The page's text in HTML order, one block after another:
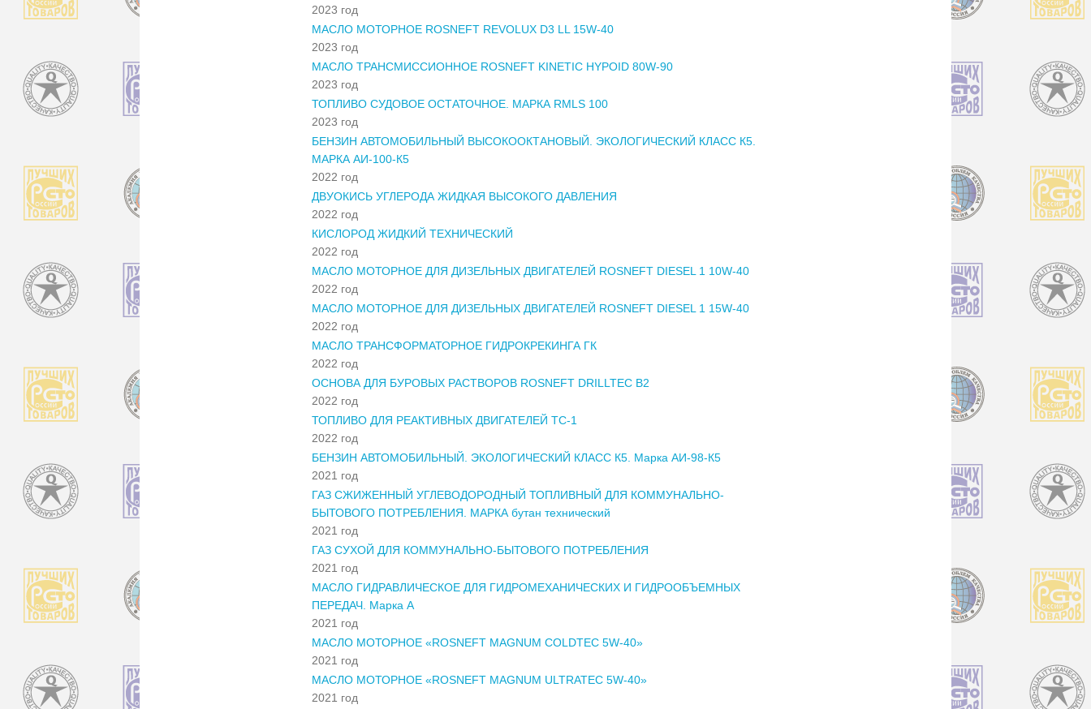
2023 год
МАСЛО МОТОРНОЕ ROSNEFT REVOLUX D3 LL 15W-40
2023 год
МАСЛО ТРАНСМИССИОННОЕ ROSNEFT KINETIC HYPOID 80W-90
2023 год
ТОПЛИВО СУДОВОЕ ОСТАТОЧНОЕ. МАРКА RMLS 100
2023 год
БЕНЗИН АВТОМОБИЛЬНЫЙ ВЫСОКООКТАНОВЫЙ. ЭКОЛОГИЧЕСКИЙ КЛАСС К5.
МАРКА АИ-100-К5
2022 год
ДВУОКИСЬ УГЛЕРОДА ЖИДКАЯ ВЫСОКОГО ДАВЛЕНИЯ
2022 год
КИСЛОРОД ЖИДКИЙ ТЕХНИЧЕСКИЙ
2022 год
МАСЛО МОТОРНОЕ ДЛЯ ДИЗЕЛЬНЫХ ДВИГАТЕЛЕЙ ROSNEFT DIESEL 1 10W-40
2022 год
МАСЛО МОТОРНОЕ ДЛЯ ДИЗЕЛЬНЫХ ДВИГАТЕЛЕЙ ROSNEFT DIESEL 1 15W-40
2022 год
МАСЛО ТРАНСФОРМАТОРНОЕ ГИДРОКРЕКИНГА ГК
2022 год
ОСНОВА ДЛЯ БУРОВЫХ РАСТВОРОВ ROSNEFT DRILLTEC B2
2022 год
ТОПЛИВО ДЛЯ РЕАКТИВНЫХ ДВИГАТЕЛЕЙ ТС-1
2022 год
БЕНЗИН АВТОМОБИЛЬНЫЙ. ЭКОЛОГИЧЕСКИЙ КЛАСС К5. Марка АИ-98-К5
2021 год
ГАЗ СЖИЖЕННЫЙ УГЛЕВОДОРОДНЫЙ ТОПЛИВНЫЙ ДЛЯ КОММУНАЛЬНО-
БЫТОВОГО ПОТРЕБЛЕНИЯ. МАРКА бутан технический
2021 год
ГАЗ СУХОЙ ДЛЯ КОММУНАЛЬНО-БЫТОВОГО ПОТРЕБЛЕНИЯ
2021 год
МАСЛО ГИДРАВЛИЧЕСКОЕ ДЛЯ ГИДРОМЕХАНИЧЕСКИХ И ГИДРООБЪЕМНЫХ
ПЕРЕДАЧ. Марка А
2021 год
МАСЛО МОТОРНОЕ «ROSNEFT MAGNUM COLDTEC 5W-40»
2021 год
МАСЛО МОТОРНОЕ «ROSNEFT MAGNUM ULTRATEC 5W-40»
2021 год